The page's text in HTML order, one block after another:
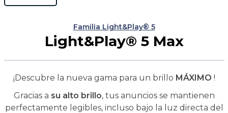
Familia Light&Play® 5
Light&Play® 5 Max
¡Descubre la nueva gama para un brillo MÁXIMO !
Gracias a su alto brillo, tus anuncios se mantienen
perfectamente legibles, incluso bajo la luz directa del